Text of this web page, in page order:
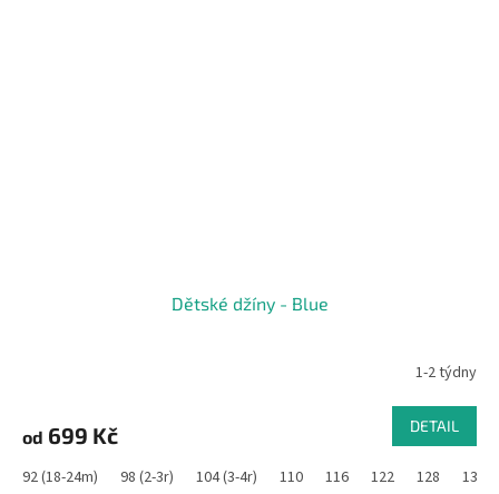
Dětské džíny - Blue
1-2 týdny
od 699 Kč DETAIL
92 (18-24m) 98 (2-3r) 104 (3-4r) 110 116 122 128 134